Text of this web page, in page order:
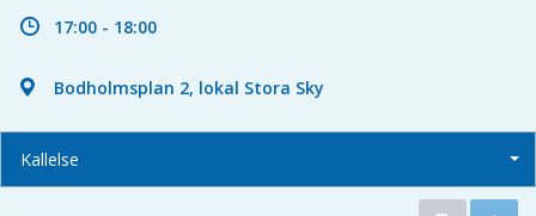
17:00 - 18:00
Bodholmsplan 2, lokal Stora Sky
Kallelse